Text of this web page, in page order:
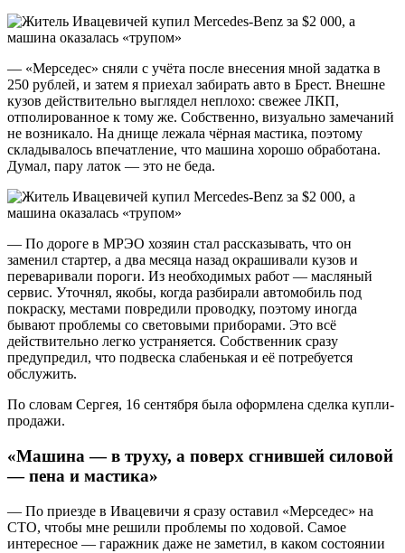
— «Мерседес» сняли с учёта после внесения мной задатка в
250 рублей, и затем я приехал забирать авто в Брест. Внешне
кузов действительно выглядел неплохо: свежее ЛКП,
отполированное к тому же. Собственно, визуально замечаний
не возникало. На днище лежала чёрная мастика, поэтому
складывалось впечатление, что машина хорошо обработана.
Думал, пару латок — это не беда.
— По дороге в МРЭО хозяин стал рассказывать, что он
заменил стартер, а два месяца назад окрашивали кузов и
переваривали пороги. Из необходимых работ — масляный
сервис. Уточнял, якобы, когда разбирали автомобиль под
покраску, местами повредили проводку, поэтому иногда
бывают проблемы со световыми приборами. Это всё
действительно легко устраняется. Собственник сразу
предупредил, что подвеска слабенькая и её потребуется
обслужить.
По словам Сергея, 16 сентября была оформлена сделка купли-
продажи.
«Машина — в труху, а поверх сгнившей силовой
— пена и мастика»
— По приезде в Ивацевичи я сразу оставил «Мерседес» на
СТО, чтобы мне решили проблемы по ходовой. Самое
интересное — гаражник даже не заметил, в каком состоянии